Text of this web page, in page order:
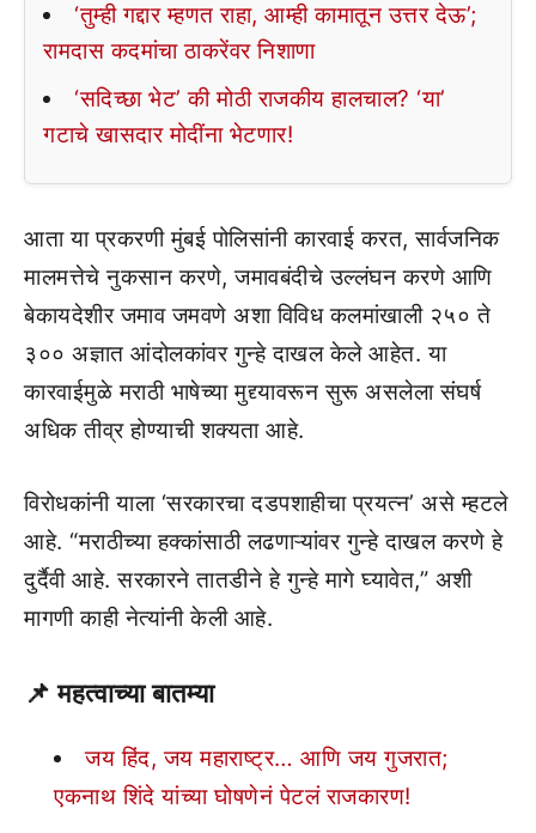
‘तुम्ही गद्दार म्हणत राहा, आम्ही कामातून उत्तर देऊ’;
रामदास कदमांचा ठाकरेंवर निशाणा
‘सदिच्छा भेट’ की मोठी राजकीय हालचाल? ‘या’
गटाचे खासदार मोदींना भेटणार!
आता या प्रकरणी मुंबई पोलिसांनी कारवाई करत, सार्वजनिक
मालमत्तेचे नुकसान करणे, जमावबंदीचे उल्लंघन करणे आणि
बेकायदेशीर जमाव जमवणे अशा विविध कलमांखाली २५० ते
३०० अज्ञात आंदोलकांवर गुन्हे दाखल केले आहेत. या
कारवाईमुळे मराठी भाषेच्या मुद्द्यावरून सुरू असलेला संघर्ष
अधिक तीव्र होण्याची शक्यता आहे.
विरोधकांनी याला ‘सरकारचा दडपशाहीचा प्रयत्न’ असे म्हटले
आहे. “मराठीच्या हक्कांसाठी लढणाऱ्यांवर गुन्हे दाखल करणे हे
दुर्दैवी आहे. सरकारने तातडीने हे गुन्हे मागे घ्यावेत,” अशी
मागणी काही नेत्यांनी केली आहे.
📌 महत्वाच्या बातम्या
जय हिंद, जय महाराष्ट्र… आणि जय गुजरात;
एकनाथ शिंदे यांच्या घोषणेनं पेटलं राजकारण!